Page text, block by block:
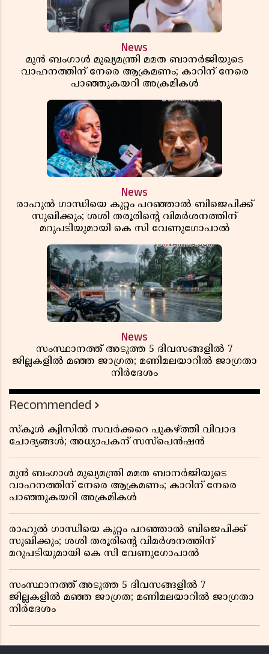
News
മുൻ ബംഗാൾ മുഖ്യമന്ത്രി മമത ബാനർജിയുടെ
വാഹനത്തിന് നേരെ ആക്രമണം; കാറിന് നേരെ
പാഞ്ഞുകയറി അക്രമികൾ
News
രാഹുൽ ഗാന്ധിയെ കുറ്റം പറഞ്ഞാൽ ബിജെപിക്ക്
സുഖിക്കും; ശശി തരൂരിന്റെ വിമർശനത്തിന്
മറുപടിയുമായി കെ സി വേണുഗോപാൽ
News
സംസ്ഥാനത്ത് അടുത്ത 5 ദിവസങ്ങളിൽ 7
ജില്ലകളിൽ മഞ്ഞ ജാഗ്രത; മണിമലയാറിൽ ജാഗ്രതാ
നിർദേശം
Recommended
സ്കൂൾ ക്വിസിൽ സവർക്കറെ പുകഴ്ത്തി വിവാദ
ചോദ്യങ്ങൾ; അധ്യാപകന് സസ്പെൻഷൻ
മുൻ ബംഗാൾ മുഖ്യമന്ത്രി മമത ബാനർജിയുടെ
വാഹനത്തിന് നേരെ ആക്രമണം; കാറിന് നേരെ
പാഞ്ഞുകയറി അക്രമികൾ
രാഹുൽ ഗാന്ധിയെ കുറ്റം പറഞ്ഞാൽ ബിജെപിക്ക്
സുഖിക്കും; ശശി തരൂരിന്റെ വിമർശനത്തിന്
മറുപടിയുമായി കെ സി വേണുഗോപാൽ
സംസ്ഥാനത്ത് അടുത്ത 5 ദിവസങ്ങളിൽ 7
ജില്ലകളിൽ മഞ്ഞ ജാഗ്രത; മണിമലയാറിൽ ജാഗ്രതാ
നിർദേശം